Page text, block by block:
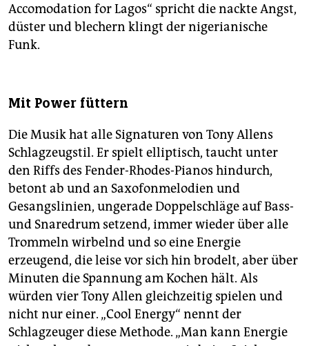
Accomodation for Lagos“ spricht die nackte Angst,
düster und blechern klingt der nigerianische
Funk.
Mit Power füttern
Die Musik hat alle Signaturen von Tony Allens
Schlagzeugstil. Er spielt elliptisch, taucht unter
den Riffs des Fender-Rhodes-Pianos hindurch,
betont ab und an Saxofonmelodien und
Gesangslinien, ungerade Doppelschläge auf Bass-
und Snaredrum setzend, immer wieder über alle
Trommeln wirbelnd und so eine Energie
erzeugend, die leise vor sich hin brodelt, aber über
Minuten die Spannung am Kochen hält. Als
würden vier Tony Allen gleichzeitig spielen und
nicht nur einer. „Cool Energy“ nennt der
Schlagzeuger diese Methode. „Man kann Energie